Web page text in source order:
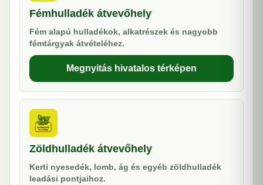
Fémhulladék átvevőhely
Fém alapú hulladékok, alkatrészek és nagyobb
fémtárgyak átvételéhez.
Megnyitás hivatalos térképen
Zöldhulladék átvevőhely
Kerti nyesedék, lomb, ág és egyéb zöldhulladék
leadási pontjaihoz.